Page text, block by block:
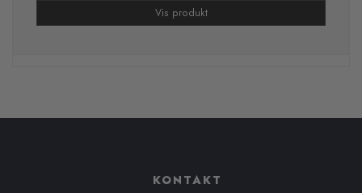
Vis produkt
KONTAKT